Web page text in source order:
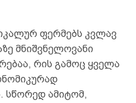
ფერმებს კვლავ
მნიშვნელოვანი
რის გამოც ყველა
სწორედ ამიტომ,